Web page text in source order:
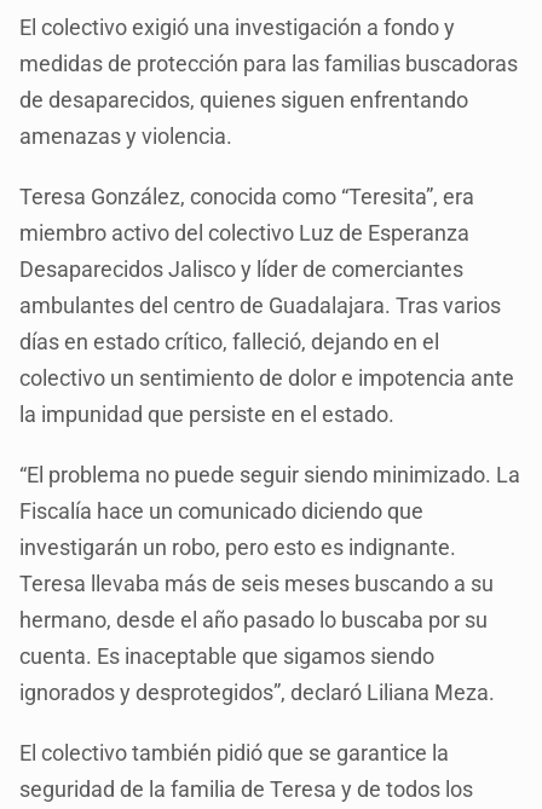
El colectivo exigió una investigación a fondo y
medidas de protección para las familias buscadoras
de desaparecidos, quienes siguen enfrentando
amenazas y violencia.
Teresa González, conocida como “Teresita”, era
miembro activo del colectivo Luz de Esperanza
Desaparecidos Jalisco y líder de comerciantes
ambulantes del centro de Guadalajara. Tras varios
días en estado crítico, falleció, dejando en el
colectivo un sentimiento de dolor e impotencia ante
la impunidad que persiste en el estado.
“El problema no puede seguir siendo minimizado. La
Fiscalía hace un comunicado diciendo que
investigarán un robo, pero esto es indignante.
Teresa llevaba más de seis meses buscando a su
hermano, desde el año pasado lo buscaba por su
cuenta. Es inaceptable que sigamos siendo
ignorados y desprotegidos”, declaró Liliana Meza.
El colectivo también pidió que se garantice la
seguridad de la familia de Teresa y de todos los